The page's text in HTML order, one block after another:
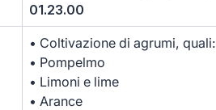
01.23.00
• Coltivazione di agrumi, quali:
• Pompelmo
• Limoni e lime
• Arance